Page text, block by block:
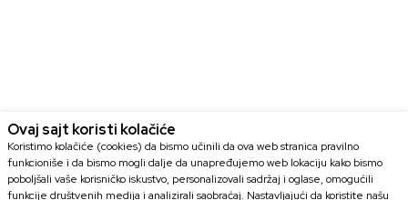
Ovaj sajt koristi kolačiće
Koristimo kolačiće (cookies) da bismo učinili da ova web stranica pravilno
funkcioniše i da bismo mogli dalje da unapređujemo web lokaciju kako bismo
poboljšali vaše korisničko iskustvo, personalizovali sadržaj i oglase, omogućili
funkcije društvenih medija i analizirali saobraćaj. Nastavljajući da koristite našu